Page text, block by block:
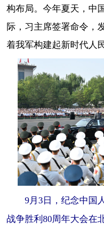
构布局。今年夏天，中
际，习主席签署命令，
着我军构建起新时代人
9月3日，纪念中国人
战争胜利80周年大会在